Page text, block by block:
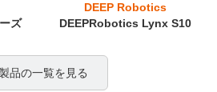
ズ
DEEP Robotics
DEEPRobotics Lynx S10
品の一覧を見る